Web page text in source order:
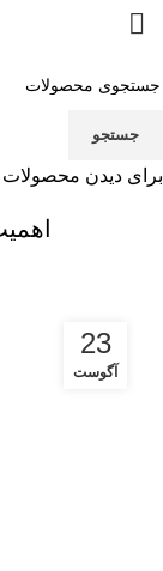
23
آگوست
جستجو
برای دیدن محصولات